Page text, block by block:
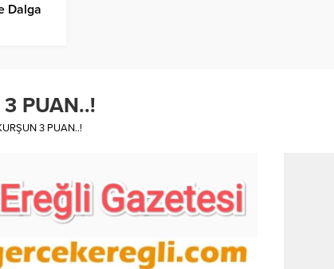
Dalga
PUAN..!
3 PUAN..!